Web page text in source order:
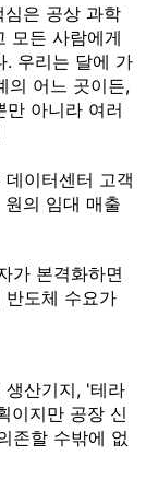
은 공상 과학
모든 사람에게
. 우리는 달에 가
의 어느 곳이든,
만 아니라 여러
이터센터 고객
의 임대 매출
가 본격화하면
반도체 수요가
생산기지, '테라
이지만 공장 신
존할 수밖에 없